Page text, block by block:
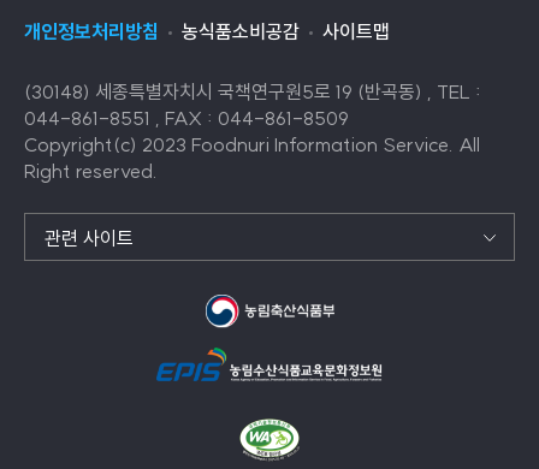
개인정보처리방침 농식품소비공감 사이트맵
(30148) 세종특별자치시 국책연구원5로 19 (반곡동) , TEL :
044-861-8551 , FAX : 044-861-8509
Copyright(c) 2023 Foodnuri Information Service. All
Right reserved.
관련 사이트